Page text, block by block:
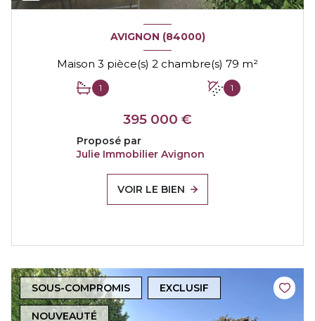
AVIGNON (84000)
Maison 3 pièce(s) 2 chambre(s) 79 m²
1 1
395 000 €
Proposé par
Julie Immobilier Avignon
VOIR LE BIEN
SOUS-COMPROMIS EXCLUSIF
NOUVEAUTÉ